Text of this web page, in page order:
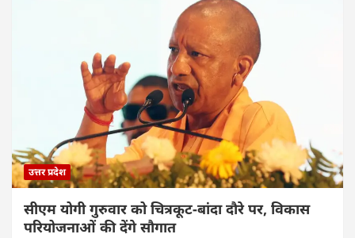
उत्तर प्रदेश
सीएम योगी गुरुवार को चित्रकूट-बांदा दौरे पर, विकास
परियोजनाओं की देंगे सौगात